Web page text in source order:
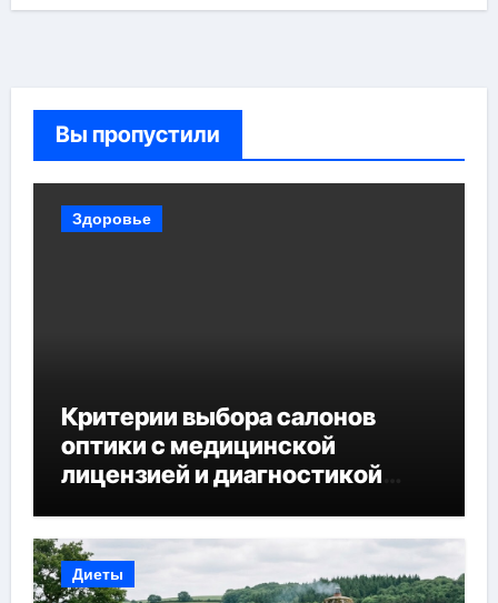
Вы пропустили
Здоровье
Критерии выбора салонов
оптики с медицинской
лицензией и диагностикой
Диеты